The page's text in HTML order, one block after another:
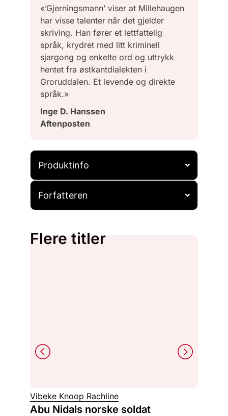
«’Gjerningsmann’ viser at Millehaugen
har visse talenter når det gjelder
skriving. Han fører et lettfattelig
språk, krydret med litt kriminell
sjargong og enkelte ord og uttrykk
hentet fra østkantdialekten i
Groruddalen. Et levende og direkte
språk.»
Inge D. Hanssen
Aftenposten
Produktinfo
Forfatteren
Flere titler
Vibeke Knoop Rachline
Abu Nidals norske soldat